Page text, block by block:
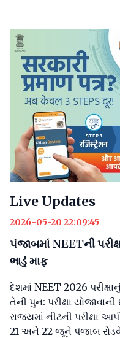
Live Updates
2026-05-20 22:09:45
પંજાબમાં NEETની
ભાડું માફ
દેશમાં NEET 2026
તેની પુન: પરીક્ષા
રાજ્યમાં નીટની પરીક્ષા
21 અને 22 જૂને પંજાબ